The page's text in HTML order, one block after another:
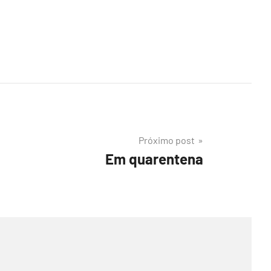
Próximo post
Em quarentena